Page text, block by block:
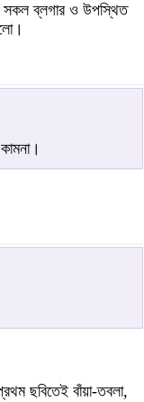
সকল ব্লগার ও উপস্থিত
ছবিতেই বাঁয়া-তবলা,